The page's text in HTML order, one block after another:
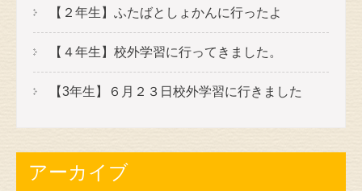
【２年生】ふたばとしょかんに行ったよ
【４年生】校外学習に行ってきました。
【3年生】６月２３日校外学習に行きました
アーカイブ